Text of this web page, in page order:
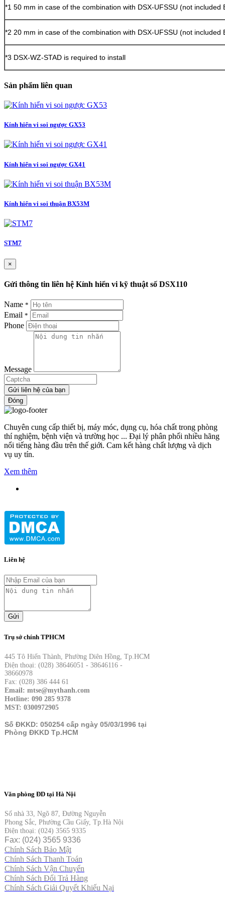
*1 50 mm in case of the combination with DSX-UFSSU (not
*2 20 mm in case of the combination with DSX-UFSSU (not
*3 DSX-WZ-STAD is required to install
Sản phẩm liên quan
Kính hiển vi soi ngược GX53
Kính hiển vi soi ngược GX41
Kính hiển vi soi thuận BX53M
STM7
×
Gửi thông tin liên hệ Kính hiển vi kỹ thuật số DSX110
Name *
Email *
Phone
Message
Gửi liên hệ của bạn
Đóng
Chuyên cung cấp thiết bị, máy móc, dụng cụ, hóa chất trong phòng
thí nghiệm, bệnh viện và trường học ... Đại lý phân phối nhiều hãng
nổi tiếng hàng đầu trên thế giới. Cam kết hàng chất lượng và dịch
vụ uy tín.
Xem thêm
Liên hệ
Gửi
Trụ sở chính TPHCM
445 Tô Hiến Thành, Phường Diên Hồng, Tp.HCM
Điện thoại: (028) 38646051 - 38646116 -
38660978
Fax: (028) 386 444 61
Email: mtse@mythanh.com
Hotline: 090 285 9378
MST: 0300972905
Số ĐKKD: 050254 cấp ngày 05/03/1996 tại
Phòng ĐKKD Tp.HCM
Văn phòng ĐD tại Hà Nội
Số nhà 33, Ngõ 87, Đường Nguyễn
Phong Sắc, Phường Cầu Giấy, Tp.Hà Nội
Điện thoại: (024) 3565 9335
Fax: (024) 3565 9336
Chính Sách Bảo Mật
Chính Sách Thanh Toán
Chính Sách Vận Chuyển
Chính Sách Đổi Trả Hàng
Chính Sách Giải Quyết Khiếu Nại